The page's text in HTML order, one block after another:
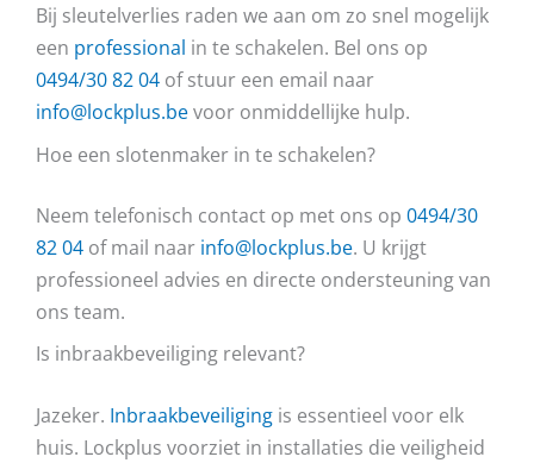
Bij sleutelverlies raden we aan om zo snel mogelijk
een professional in te schakelen. Bel ons op
0494/30 82 04 of stuur een email naar
info@lockplus.bevoor onmiddellijke hulp.
Hoe een slotenmaker in te schakelen?
Neem telefonisch contact op met ons op 0494/30
82 04 of mail naar info@lockplus.be. U krijgt
professioneel advies en directe ondersteuning van
ons team.
Is inbraakbeveiliging relevant?
Jazeker. Inbraakbeveiliging is essentieel voor elk
huis. Lockplus voorziet in installaties die veiligheid